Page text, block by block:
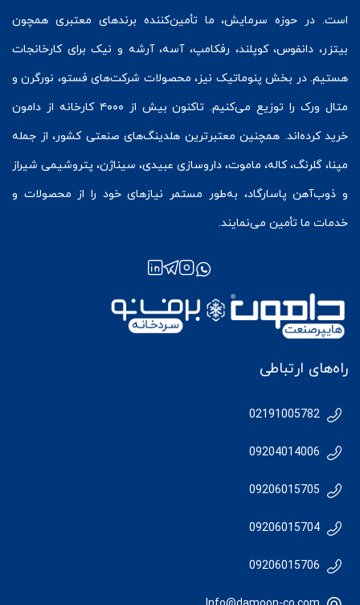
است. در حوزه سرمایش، ما تأمین‌کننده برندهای معتبری همچون
بیتزر، دانفوس،کوپلند، رفکامپ، آسه، آرشه و نیک برای کارخانجات
هستیم. در بخش پنوماتیک نیز، محصولات شرکت‌های فستو، نورگرن و
متال ورک
را توزیع می‌کنیم. تاکنون بیش از ۴۰۰۰ کارخانه از دامون
خرید کرده‌اند. همچنین معتبرترین هلدینگ‌های صنعتی کشور، از جمله
مپنا، گلرنگ، کاله، ماموت، داروسازی عبیدی، سیناژن، پتروشیمی شیراز
و ذوب‌آهن پاسارگاد، به‌طور مستمر نیازهای خود را از محصولات و
خدمات ما تأمین می‌نمایند.
راه‌های ارتباطی
02191005782
09204014006
09206015705
09206015704
09206015706